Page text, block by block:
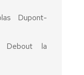
Dupont-
Debout la